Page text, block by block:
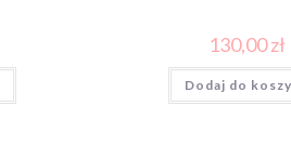
130,00zł
Dodaj do